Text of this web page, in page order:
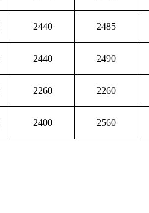
2440 2485
2440 2490
2260 2260
2400 2560